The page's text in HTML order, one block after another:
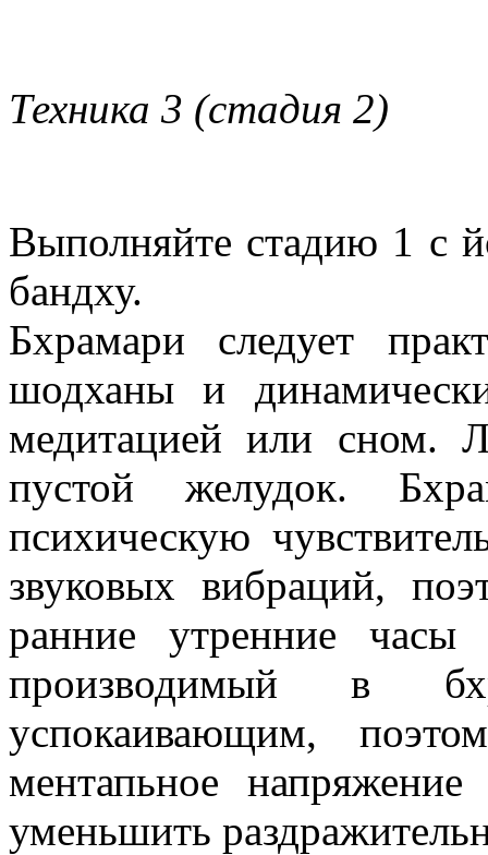
Техника 3 (стадия 2)
Выполняйте стадию 1 с
бандху.
Бхрамари следует
шодханы и
медитацией или сном.
пустой желудок.
психическую
звуковых вибраций,
ранние утренние
производимый в
успокаивающим,
ментапьное
уменьшить